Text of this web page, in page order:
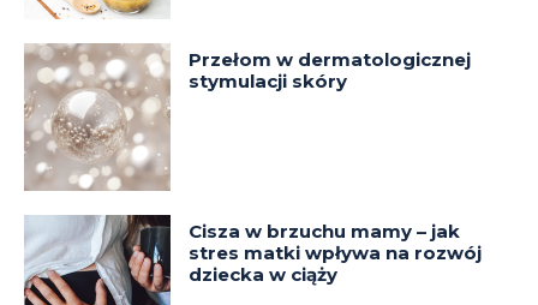
Przełom w dermatologicznej
stymulacji skóry
Cisza w brzuchu mamy – jak
stres matki wpływa na rozwój
dziecka w ciąży